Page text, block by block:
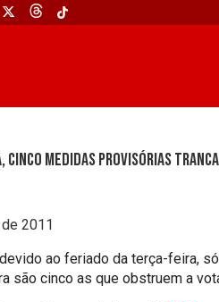
cinco Medidas Provisórias
2011
ao feriado da terça-feira,
são cinco as que obstruem a